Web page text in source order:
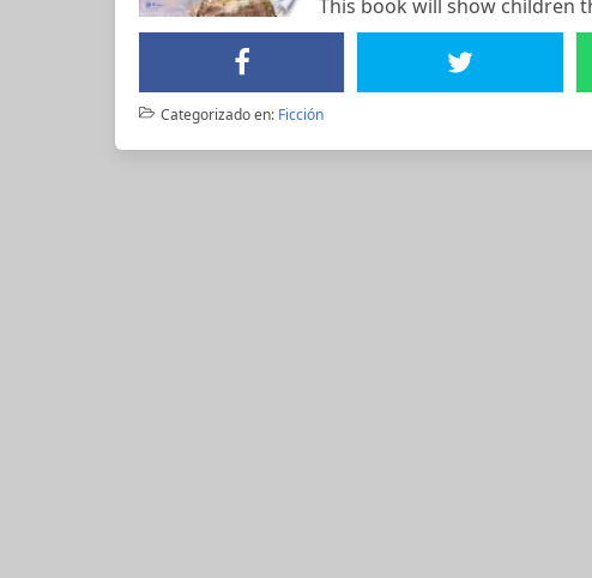
This book will show children
Categorizado en: Ficción